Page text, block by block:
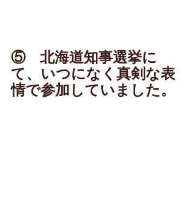
⑤　北海道知事選挙に
て、いつになく真剣な表
情で参加していました。